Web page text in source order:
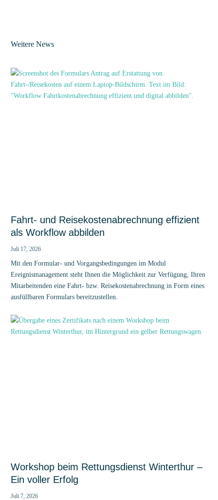
Weitere News
Fahrt- und Reisekostenabrechnung effizient
als Workflow abbilden
Juli 17, 2026
Mit den Formular- und Vorgangsbedingungen im Modul
Ereignismanagement steht Ihnen die Möglichkeit zur Verfügung, Ihren
Mitarbeitenden eine Fahrt- bzw. Reisekostenabrechnung in Form eines
ausfüllbaren Formulars bereitzustellen.
Workshop beim Rettungsdienst Winterthur –
Ein voller Erfolg
Juli 7, 2026